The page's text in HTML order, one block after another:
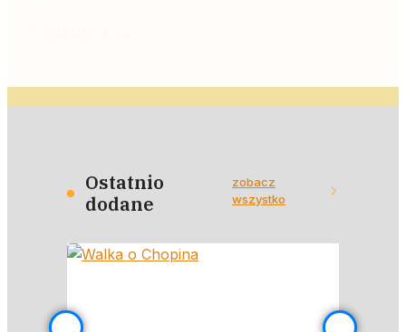
Ostatnio
dodane
zobacz
wszystko